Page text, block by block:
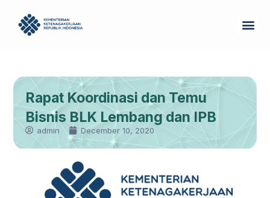
content
Rapat Koordinasi dan Temu
Bisnis BLK Lembang dan IPB
admin December 10, 2020